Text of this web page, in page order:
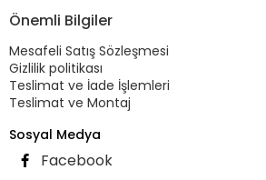
Önemli Bilgiler
Mesafeli Satış Sözleşmesi
Gizlilik politikası
Teslimat ve İade İşlemleri
Teslimat ve Montaj
Sosyal Medya
Facebook